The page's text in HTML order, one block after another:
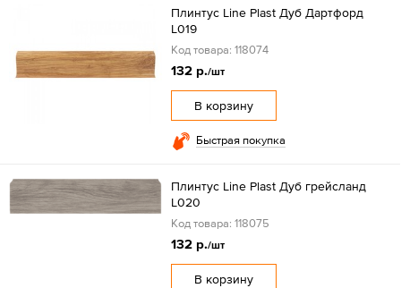
Плинтус Line Plast Дуб Дартфорд
L019
Код товара: 118074
132 р./шт
В корзину
Быстрая покупка
Плинтус Line Plast Дуб грейсланд
L020
Код товара: 118075
132 р./шт
В корзину